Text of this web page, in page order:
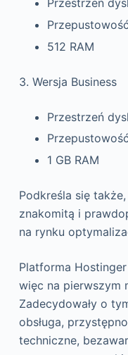
512 RAM
3. Wersja Business
Przestrzeń
1 GB RAM
Podkreśla się
znakomitą i
na rynku
Platforma
więc na pierwszym
Zadecydowały o
obsługa,
techniczne,